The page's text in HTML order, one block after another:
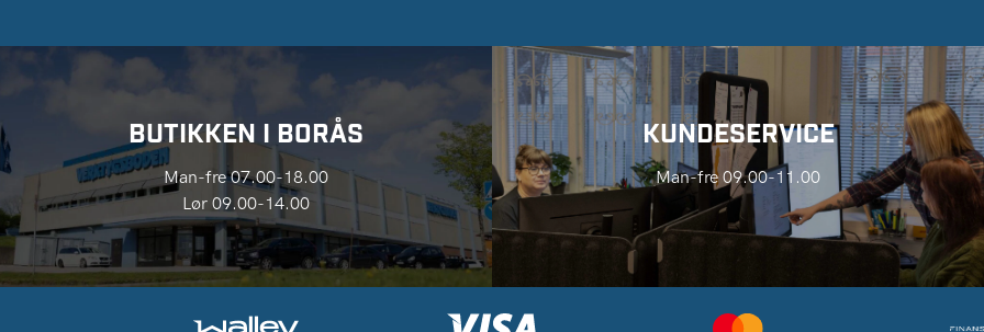
BUTIKKEN I BORÅS
Man-fre 07.00-18.00
Lør 09.00-14.00
KUNDESERVICE
Man-fre 09.00-11.00